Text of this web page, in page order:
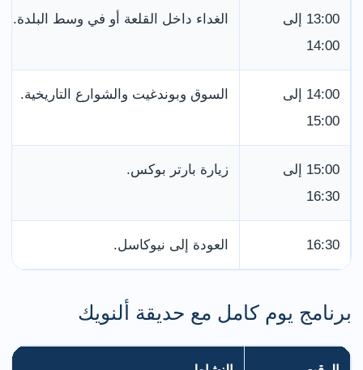
13:00 إلى
14:00
الغداء داخل القلعة أو في وسط البلدة.
14:00 إلى
15:00
السوق وبوندغيت والشوارع التاريخية.
15:00 إلى
16:30
زيارة بارتر بوكس.
16:30 العودة إلى نيوكاسل.
برنامج يوم كامل مع حديقة ألنويك